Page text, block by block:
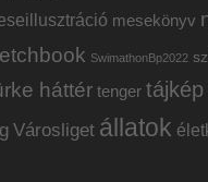
mesekönyv
SwimathonBp2022
háttér tenger tájkép
Városliget állatok